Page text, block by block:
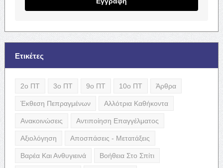
Ετικέτες
2ο ΠΤ 3ο ΠΤ 9ο ΠΤ 10ο ΠΤ Άρθρα
Έκθεση Πεπραγμένων Αλλότρια Καθήκοντα
Ανακοινώσεις Αντιποίηση Επαγγέλματος
Αξιολόγηση Αποσπάσεις - Μετατάξεις
Βαρέα Και Ανθυγιεινά Βοήθεια Στο Σπίτι